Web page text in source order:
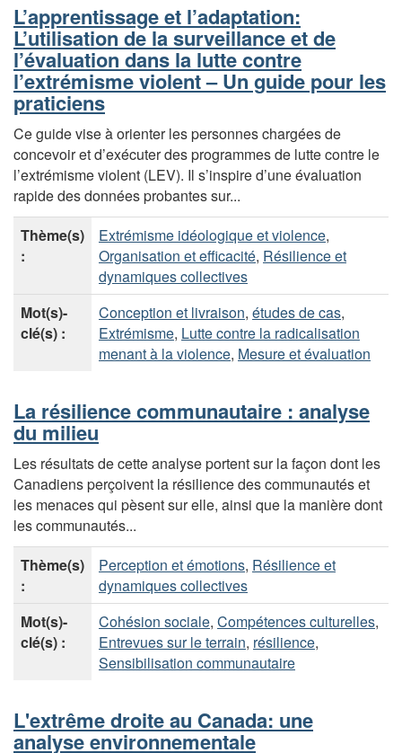
L’apprentissage et l’adaptation:
L’utilisation de la surveillance et de
l’évaluation dans la lutte contre
l’extrémisme violent – Un guide pour les
praticiens
Ce guide vise à orienter les personnes chargées de
concevoir et d’exécuter des programmes de lutte contre le
l’extrémisme violent (LEV). Il s’inspire d’une évaluation
rapide des données probantes sur...
Thème(s)
:
Extrémisme idéologique et violence,
Organisation et efficacité, Résilience et
dynamiques collectives
Mot(s)-
clé(s) :
Conception et livraison, études de cas,
Extrémisme, Lutte contre la radicalisation
menant à la violence, Mesure et évaluation
La résilience communautaire : analyse
du milieu
Les résultats de cette analyse portent sur la façon dont les
Canadiens perçoivent la résilience des communautés et
les menaces qui pèsent sur elle, ainsi que la manière dont
les communautés...
Thème(s)
:
Perception et émotions, Résilience et
dynamiques collectives
Mot(s)-
clé(s) :
Cohésion sociale, Compétences culturelles,
Entrevues sur le terrain, résilience,
Sensibilisation communautaire
L'extrême droite au Canada: une
analyse environnementale